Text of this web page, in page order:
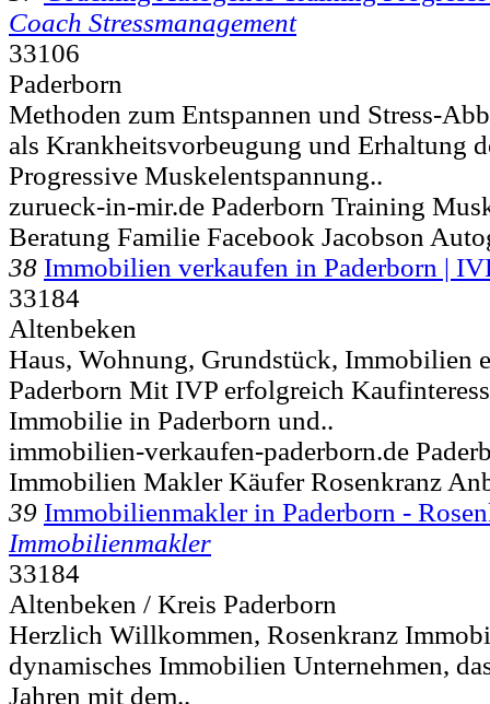
Coach Stressmanagement
33106
Paderborn
Methoden zum Entspannen und Stress-
als Krankheitsvorbeugung und Erhaltung
Progressive Muskelentspannung..
zurueck-in-mir.de Paderborn Training
Beratung Familie Facebook Jacobson
38 Immobilien verkaufen in Paderborn |
33184
Altenbeken
Haus, Wohnung, Grundstück, Immobilien
Paderborn Mit IVP erfolgreich
Immobilie in Paderborn und..
immobilien-verkaufen-paderborn.de
Immobilien Makler Käufer Rosenkranz
39 Immobilienmakler in Paderborn -
Immobilienmakler
33184
Altenbeken / Kreis Paderborn
Herzlich Willkommen, Rosenkranz
dynamisches Immobilien Unternehmen,
Jahren mit dem..